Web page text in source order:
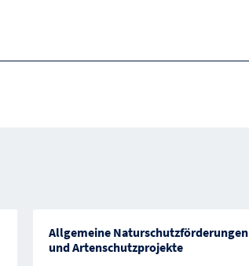
Allgemeine Naturschutzförderungen
und Artenschutzprojekte